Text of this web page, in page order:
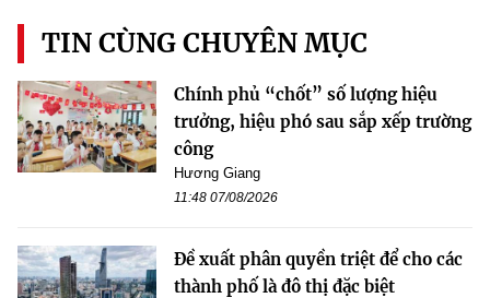
TIN CÙNG CHUYÊN MỤC
Chính phủ “chốt” số lượng hiệu
trưởng, hiệu phó sau sắp xếp trường
công
Hương Giang
11:48 07/08/2026
Đề xuất phân quyền triệt để cho các
thành phố là đô thị đặc biệt